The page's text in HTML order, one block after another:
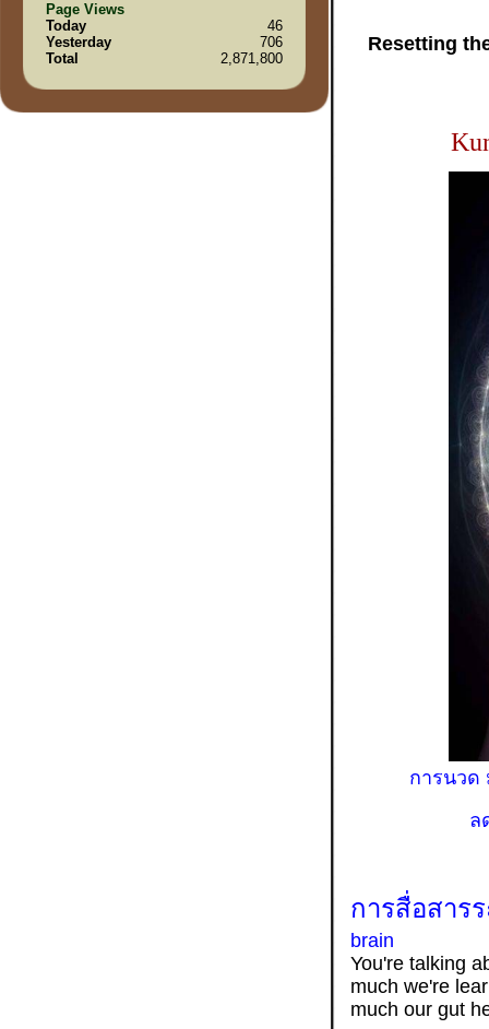
Page Views
Today
46
Yesterday
706
Total
2,871,800
Resetting
การนวด
ล
การสื่อสาร
brain
You're talking
much we're
much our gut